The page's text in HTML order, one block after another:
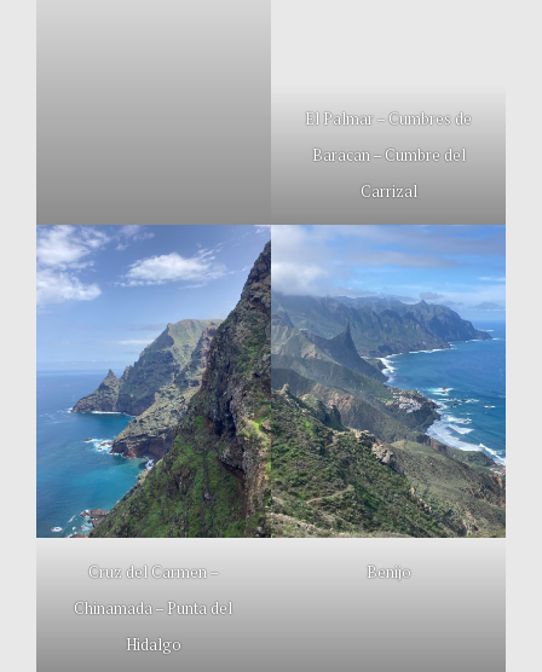
El Palmar – Cumbres de
Baracan – Cumbre del
Carrizal
Cruz del Carmen –
Chinamada – Punta del
Hidalgo
Benijo